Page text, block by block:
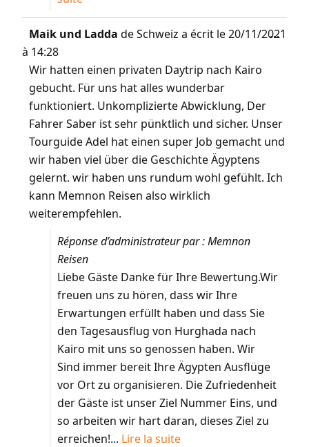
Maik und Laddade Schweiz a écrit le20/11/2021
à 14:28
Wir hatten einen privaten Daytrip nach Kairo
gebucht. Für uns hat alles wunderbar
funktioniert. Unkomplizierte Abwicklung, Der
Fahrer Saber ist sehr pünktlich und sicher. Unser
Tourguide Adel hat einen super Job gemacht und
wir haben viel über die Geschichte Ägyptens
gelernt. wir haben uns rundum wohl gefühlt. Ich
kann Memnon Reisen also wirklich
weiterempfehlen.
Réponse d’administrateur par : Memnon
Reisen
Liebe Gäste Danke für Ihre Bewertung.Wir
freuen uns zu hören, dass wir Ihre
Erwartungen erfüllt haben und dass Sie
den Tagesausflug von Hurghada nach
Kairo mit uns so genossen haben. Wir
Sind immer bereit Ihre Ägypten Ausflüge
vor Ort zu organisieren. Die Zufriedenheit
der Gäste ist unser Ziel Nummer Eins, und
so arbeiten wir hart daran, dieses Ziel zu
erreichen!... Lire la suite
...